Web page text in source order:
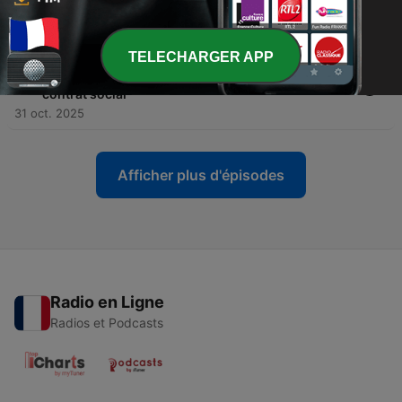
17 - Phénoménologie des sociétés conviviales
30 nov. 2025
16 - Tempérance et système capitaliste, tentative de
déconstruction de l’innovation pour un nouveau
contrat social
31 oct. 2025
Afficher plus d'épisodes
Radio en Ligne
Radios et Podcasts
TELECHARGER APP